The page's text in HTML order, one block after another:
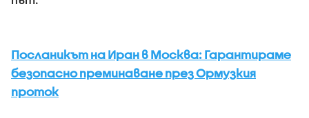
Посланикът на Иран в Москва: Гарантираме
безопасно преминаване през Ормузкия
проток